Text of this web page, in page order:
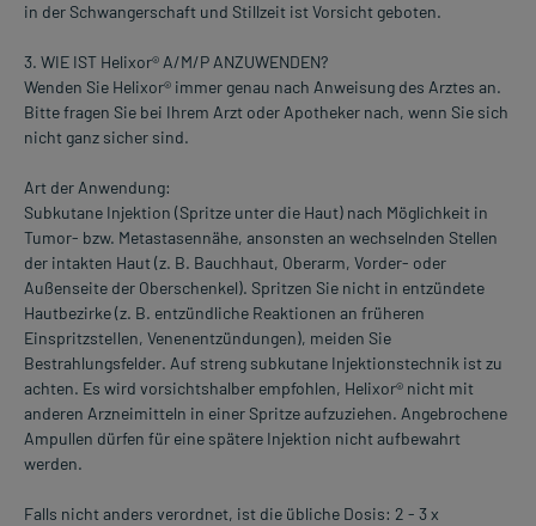
in der Schwangerschaft und Stillzeit ist Vorsicht geboten.
3. WIE IST Helixor® A/M/P ANZUWENDEN?
Wenden Sie Helixor® immer genau nach Anweisung des Arztes an.
Bitte fragen Sie bei Ihrem Arzt oder Apotheker nach, wenn Sie sich
nicht ganz sicher sind.
Art der Anwendung:
Subkutane Injektion (Spritze unter die Haut) nach Möglichkeit in
Tumor- bzw. Metastasennähe, ansonsten an wechselnden Stellen
der intakten Haut (z. B. Bauchhaut, Oberarm, Vorder- oder
Außenseite der Oberschenkel). Spritzen Sie nicht in entzündete
Hautbezirke (z. B. entzündliche Reaktionen an früheren
EinspritzsteIlen, Venenentzündungen), meiden Sie
Bestrahlungsfelder. Auf streng subkutane Injektionstechnik ist zu
achten. Es wird vorsichtshalber empfohlen, Helixor® nicht mit
anderen Arzneimitteln in einer Spritze aufzuziehen. Angebrochene
Ampullen dürfen für eine spätere Injektion nicht aufbewahrt
werden.
Falls nicht anders verordnet, ist die übliche Dosis: 2 - 3 x